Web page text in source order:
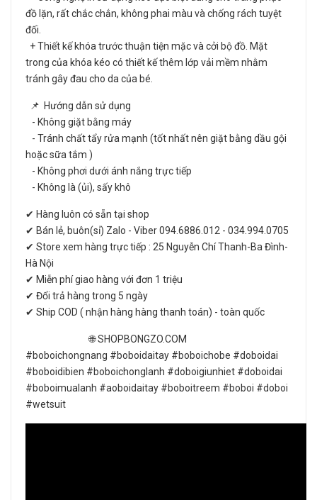
đồ lặn, rất chắc chắn, không phai màu và chống rách tuyệt
đối.
+ Thiết kế khóa trước thuận tiện mặc và cởi bộ đồ. Mặt
trong của khóa kéo có thiết kế thêm lớp vải mềm nhằm
tránh gây đau cho da của bé.
📌 Hướng dẫn sử dụng
- Không giặt bằng máy
- Tránh chất tẩy rửa mạnh (tốt nhất nên giặt bằng dầu gội
hoặc sữa tắm )
- Không phơi dưới ánh nắng trực tiếp
- Không là (ủi), sấy khô
✔ Hàng luôn có sẵn tại shop
✔ Bán lẻ, buôn(sỉ) Zalo - Viber 094.6886.012 - 034.994.0705
✔ Store xem hàng trực tiếp : 25 Nguyễn Chí Thanh-Ba Đình-
Hà Nội
✔ Miễn phí giao hàng với đơn 1 triệu
✔ Đổi trả hàng trong 5 ngày
✔ Ship COD ( nhận hàng hàng thanh toán) - toàn quốc
🌐 SHOPBONGZO.COM
#boboichongnang #boboidaitay #boboichobe #doboidai
#boboidibien #boboichonglanh #doboigiunhiet #doboidai
#boboimualanh #aoboidaitay #boboitreem #boboi #doboi
#wetsuit